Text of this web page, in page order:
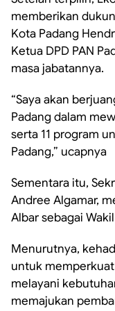
memberikan
Kota Padang
Ketua DPD PAN
masa jabatannya.
“Saya akan
Padang dalam
serta 11 program
Padang,” ucapnya
Sementara itu,
Andree Algamar,
Albar sebagai
Menurutnya,
untuk
melayani
memajukan